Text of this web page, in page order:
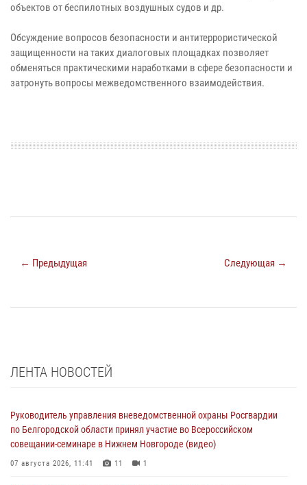
объектов от беспилотных воздушных судов и др.
Обсуждение вопросов безопасности и антитеррористической
защищенности на таких диалоговых площадках позволяет
обменяться практическими наработками в сфере безопасности и
затронуть вопросы межведомственного взаимодействия.
← Предыдущая Следующая →
ЛЕНТА НОВОСТЕЙ
Руководитель управления вневедомственной охраны Росгвардии
по Белгородской области принял участие во Всероссийском
совещании-семинаре в Нижнем Новгороде (видео)
07 августа 2026, 11:41 11 1